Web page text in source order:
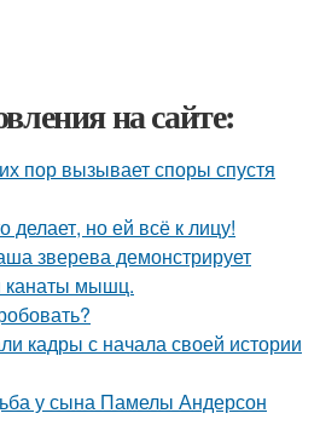
на сайте:
пор вызывает споры спустя
делает, но ей всё к лицу!
зверева демонстрирует
канаты мышц.
кадры с начала своей истории
у сына Памелы Андерсон